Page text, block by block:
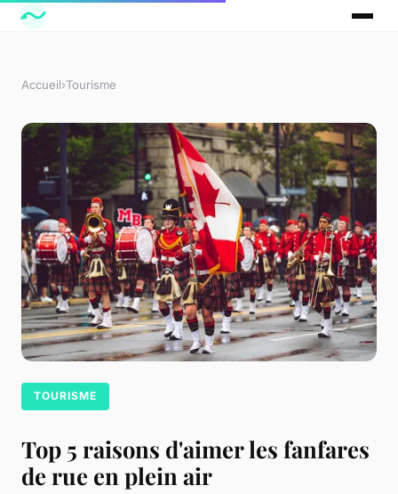
Accueil›Tourisme
TOURISME
Top 5 raisons d'aimer les fanfares
de rue en plein air